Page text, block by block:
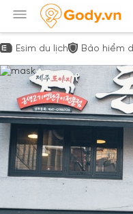
Esim du lịch Bảo hiểm